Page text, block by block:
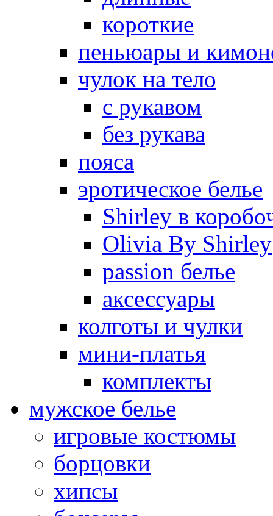
короткие
пеньюары и
чулок на тело
с рукавом
без рукава
пояса
эротическое белье
Shirley в
Olivia By Shirley
passion белье
аксессуары
колготы и чулки
мини-платья
комплекты
мужское белье
игровые костюмы
борцовки
хипсы